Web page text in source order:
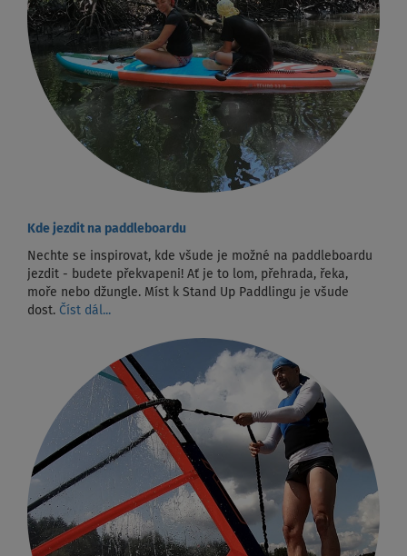
Kde jezdit na paddleboardu
Nechte se inspirovat, kde všude je možné na paddleboardu
jezdit - budete překvapeni! Ať je to lom, přehrada, řeka,
moře nebo džungle. Míst k Stand Up Paddlingu je všude
dost. Číst dál...